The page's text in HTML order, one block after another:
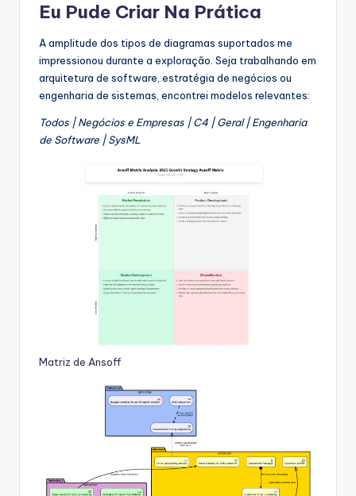
Eu Pude Criar Na Prática
A amplitude dos tipos de diagramas suportados me
impressionou durante a exploração. Seja trabalhando em
arquitetura de software, estratégia de negócios ou
engenharia de sistemas, encontrei modelos relevantes:
Todos | Negócios e Empresas | C4 | Geral | Engenharia
de Software | SysML
Matriz de Ansoff